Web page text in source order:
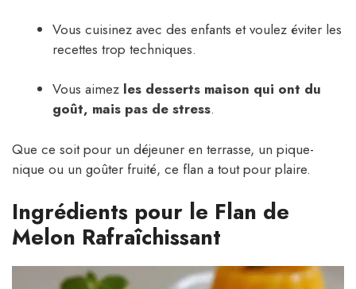
Vous cuisinez avec des enfants et voulez éviter les
recettes trop techniques.
Vous aimez les desserts maison qui ont du
goût, mais pas de stress.
Que ce soit pour un déjeuner en terrasse, un pique-
nique ou un goûter fruité, ce flan a tout pour plaire.
Ingrédients pour le Flan de
Melon Rafraîchissant